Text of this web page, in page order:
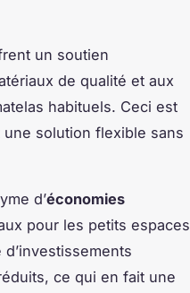
un soutien
de qualité et aux
habituels. Ceci est
solution flexible sans
d’économies
pour les petits espaces
ce qui en fait une